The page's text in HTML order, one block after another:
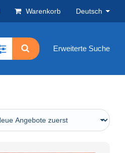
Warenkorb Deutsch
Erweiterte Suche